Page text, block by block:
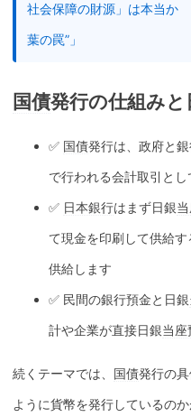
社会保障の財源」は本当か
葉の罠”」
国債発行の仕組みと
✅ 国債発行は、政府と銀
で行われる会計取引と
✅ 日本銀行はまず日銀
て現金を印刷して供給
供給します
✅ 民間の銀行預金と日銀
計や企業が直接日銀当座
続くテーマでは、 国債発行の具
ように貨幣を発行しているの